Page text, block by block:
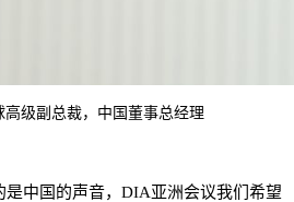
高级副总裁，中国董事总经理
中国的声音，DIA亚洲会议我们希望